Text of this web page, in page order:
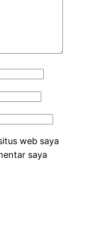
web saya
saya